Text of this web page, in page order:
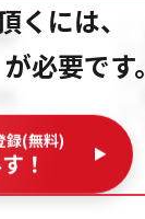
くには、
が必要です。
録(無料)
！